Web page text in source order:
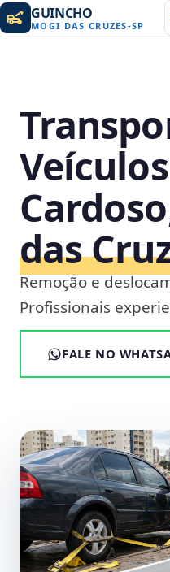
GUINCHO
MOGI DAS CRUZES-SP
das
Remoção e
Profissionais
FALE NO